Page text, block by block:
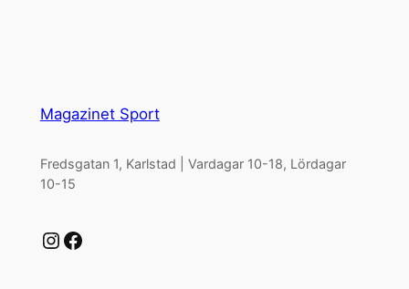
Magazinet Sport
Fredsgatan 1, Karlstad | Vardagar 10-18, Lördagar
10-15
Instagram Facebook